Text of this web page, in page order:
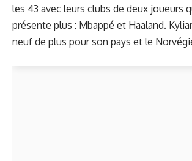
les 43 avec leurs clubs de deux joueurs
présente plus : Mbappé et Haaland.
neuf de plus pour son pays et le